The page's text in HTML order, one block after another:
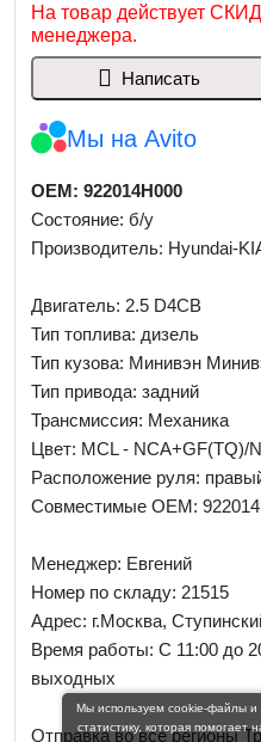
На товар действует
менеджера.
Написать
Мы на Avito
OEM: 922014H000
Состояние: б/у
Производитель: Hyundai-
Двигатель: 2.5 D4CB
Тип топлива: дизель
Тип кузова: Минивэн
Тип привода: задний
Трансмиссия: Механика
Цвет: MCL - NCA+GF(TQ)/
Расположение руля:
Совместимые OEM:
Менеджер: Евгений
Номер по складу: 21515
Адрес: г.Москва,
Время работы: С 11:00 до
выходных
Отправка во все регионы
Мы используем cookie-файлы и
статистику, которая